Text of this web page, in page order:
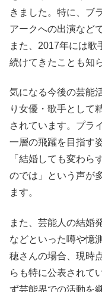
きました。特に、ブ
アークへの出演など
また、2017年には歌
続けてきたことも知
気になる今後の芸能
り女優・歌手として
されています。プラ
一層の飛躍を目指す
「結婚しても変わら
のでは」という声が
ます。
また、芸能人の結婚
などといった噂や憶
穂さんの場合、現時
らも特に公表されて
ず芸能界での活動を